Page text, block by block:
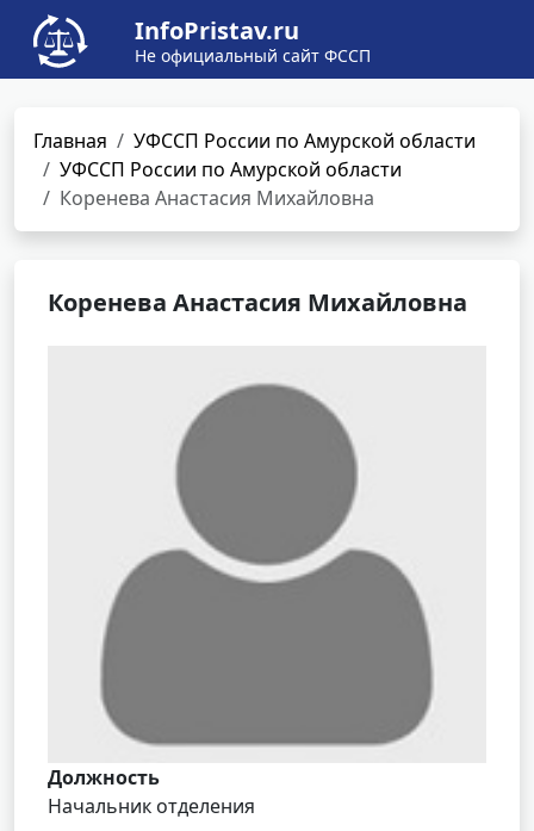
InfoPristav.ru
Не официальный сайт ФССП
Главная
УФССП России по Амурской области
УФССП России по Амурской области
Коренева Анастасия Михайловна
Коренева Анастасия Михайловна
Должность
Начальник отделения